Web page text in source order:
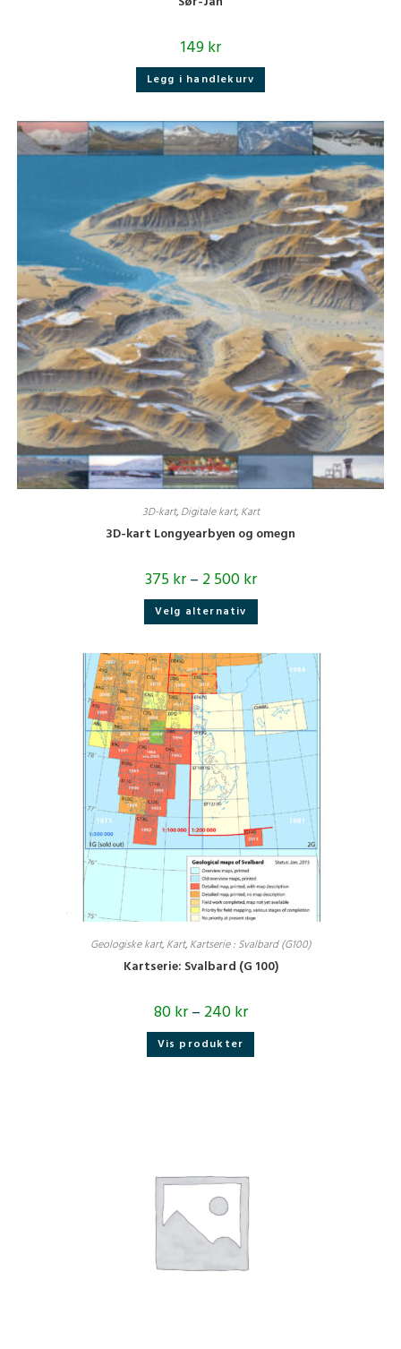
149kr
Legg i handlekurv
3D-kart, Digitale kart, Kart
3D-kart Longyearbyen og omegn
375kr– 2 500kr
Velg alternativ Dette
har
varianter.
Alternativene
kan
velges
på
produktsiden
Geologiske kart, Kart, Kartserie : Svalbard (G100)
Kartserie: Svalbard (G 100)
80kr– 240kr
Vis produkter